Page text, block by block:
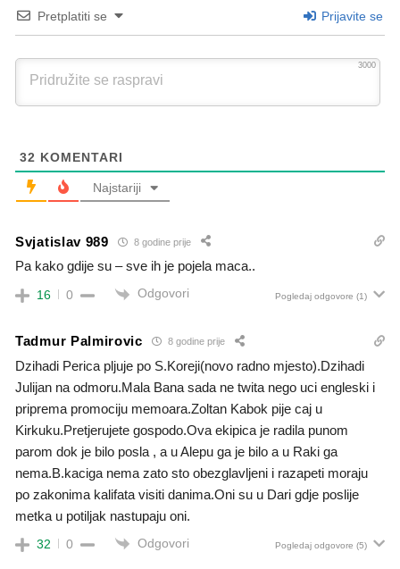
Pretplatiti se Prijavite se
3000
32 KOMENTARI
Najstariji
Svjatislav 989 8 godine prije
Pa kako gdije su – sve ih je pojela maca..
16 0 Odgovori Pogledaj odgovore (1)
Tadmur Palmirovic 8 godine prije
Dzihadi Perica pljuje po S.Koreji(novo radno mjesto).Dzihadi
Julijan na odmoru.Mala Bana sada ne twita nego uci engleski i
priprema promociju memoara.Zoltan Kabok pije caj u
Kirkuku.Pretjerujete gospodo.Ova ekipica je radila punom
parom dok je bilo posla , a u Alepu ga je bilo a u Raki ga
nema.B.kaciga nema zato sto obezglavljeni i razapeti moraju
po zakonima kalifata visiti danima.Oni su u Dari gdje poslije
metka u potiljak nastupaju oni.
32 0 Odgovori Pogledaj odgovore (5)